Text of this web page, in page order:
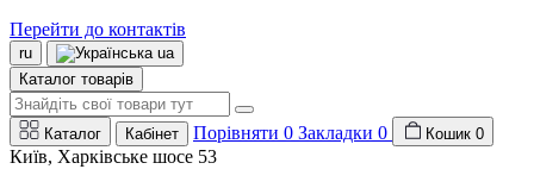
Перейти до контактів
ru
ua
Каталог товарів
Каталог Кабінет Порівняти 0 Закладки 0 Кошик 0
Київ, Харківське шосе 53